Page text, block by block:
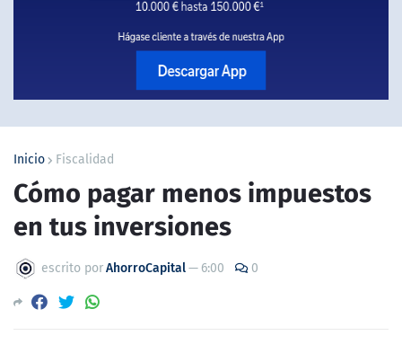
Inicio Fiscalidad
Cómo pagar menos impuestos
en tus inversiones
escrito porAhorroCapital— 6:00 0